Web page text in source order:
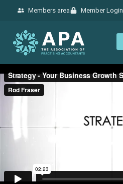
Members area Member Login